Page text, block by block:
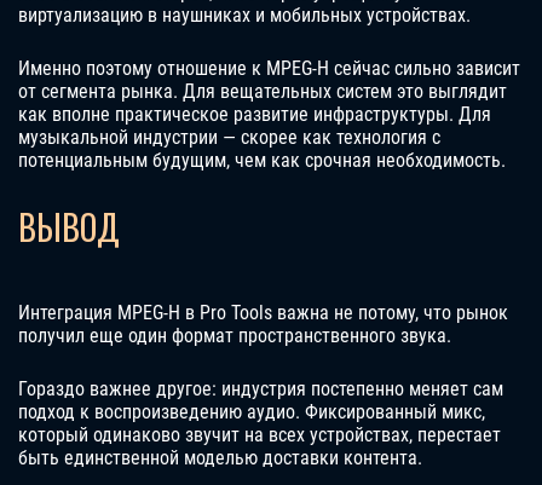
виртуализацию в наушниках и мобильных устройствах.
Именно поэтому отношение к MPEG-H сейчас сильно зависит
от сегмента рынка. Для вещательных систем это выглядит
как вполне практическое развитие инфраструктуры. Для
музыкальной индустрии — скорее как технология с
потенциальным будущим, чем как срочная необходимость.
ВЫВОД
Интеграция MPEG-H в Pro Tools важна не потому, что рынок
получил еще один формат пространственного звука.
Гораздо важнее другое: индустрия постепенно меняет сам
подход к воспроизведению аудио. Фиксированный микс,
который одинаково звучит на всех устройствах, перестает
быть единственной моделью доставки контента.